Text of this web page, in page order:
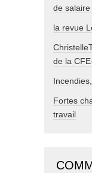
de salaire
la revue
de la
Fortes
travail